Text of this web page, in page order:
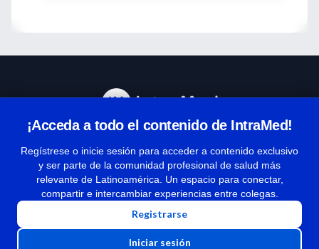
¡Acceda a todo el contenido de IntraMed!
Regístrese o inicie sesión para acceder a contenido exclusivo
y ser parte de la comunidad profesional de salud más
relevante de Latinoamérica. Un espacio para conectar,
compartir e intercambiar experiencias entre colegas.
Registrarse
Iniciar sesión
Términos y condiciones
| Políticas de privacidad
| Todos los derechos reservados | Copyright 1997-2026